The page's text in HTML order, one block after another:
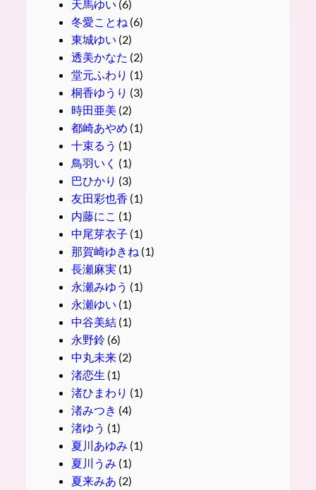
天馬ゆい (6)
冬愛ことね (6)
東城ゆい (2)
透美かなた (2)
堂元ふわり (1)
桐香ゆうり (3)
時田亜美 (2)
都崎あやめ (1)
十束るう (1)
鳥羽いく (1)
巴ひかり (3)
友田彩也香 (1)
内藤にこ (1)
中尾芽衣子 (1)
那賀崎ゆきね (1)
長瀬麻実 (1)
永瀬みゆう (1)
永瀬ゆい (1)
中谷美結(1)
永野鈴(6)
中丸未来(2)
渚恋生 (1)
渚ひまわり (1)
渚みつき (4)
渚ゆう (1)
夏川あゆみ (1)
夏川うみ (1)
夏来みあ (2)